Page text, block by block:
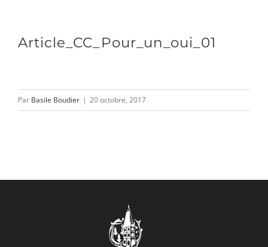
contenu
L’ASSOCIATION
Article_CC_Pour_un_oui_01
Par Basile Boudier | 20 octobre, 2017